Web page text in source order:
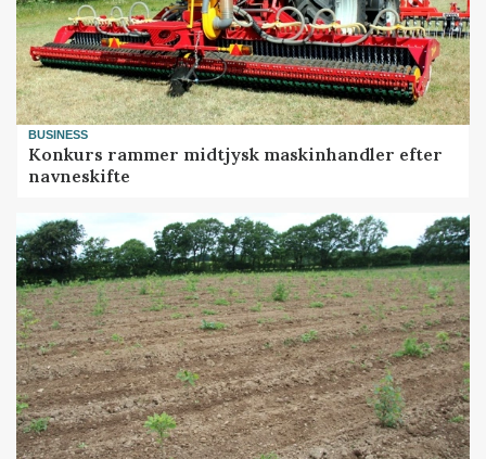
BUSINESS
Konkurs rammer midtjysk maskinhandler efter
navneskifte